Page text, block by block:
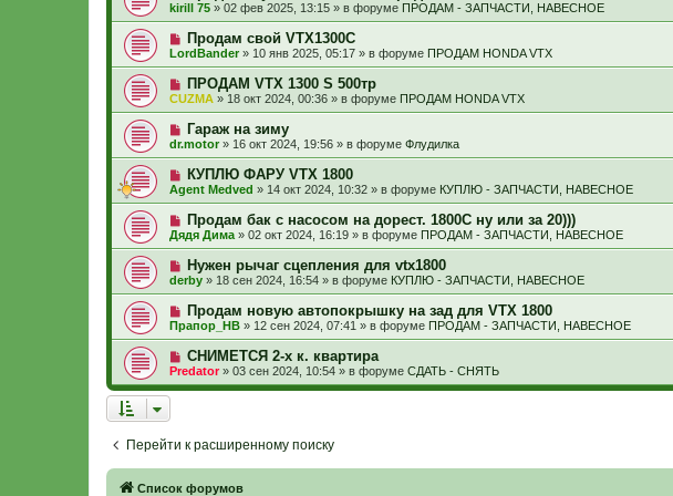
и
е
б
щ
е
н
и
е
с
о
б
щ
е
н
и
е
о
в
о
е
с
о
б
щ
е
н
и
е
kirill 75 » 02 фев 2025, 13:15 » в форуме ПРОДАМ - ЗАПЧАСТИ, НАВЕСНОЕ
Н
о
в
о
е
с
о
б
щ
е
н
и
е
Продам свой VTX1300C
LordBander» 10 янв 2025, 05:17 » в форуме ПРОДАМ HONDA VTX
Н
о
в
о
е
с
о
б
щ
е
н
и
е
ПРОДАМ VTX 1300 S 500тр
CUZMA » 18 окт 2024, 00:36 » в форуме ПРОДАМ HONDA VTX
Н
о
в
о
е
с
о
б
щ
е
н
и
е
Гараж на зиму
dr.motor» 16 окт 2024, 19:56 » в форуме Флудилка
Н
о
в
о
е
с
о
б
щ
е
н
и
е
КУПЛЮ ФАРУ VTX 1800
Agent Medved » 14 окт 2024, 10:32 » в форуме КУПЛЮ - ЗАПЧАСТИ, НАВЕСНОЕ
Н
о
в
о
е
с
о
б
щ
е
н
и
е
Продам бак с насосом на дорест. 1800С ну или за 20)))
Дядя Дима » 02 окт 2024, 16:19 » в форуме ПРОДАМ - ЗАПЧАСТИ, НАВЕСНОЕ
Н
о
в
о
е
с
о
о
б
щ
е
Нужен рычаг сцепления для vtx1800
derby » 18 сен 2024, 16:54 » в форуме КУПЛЮ - ЗАПЧАСТИ, НАВЕСНОЕ
Н
о
в
е
с
о
е
н
и
Продам новую автопокрышку на зад для VTX 1800
Прапор_НВ » 12 сен 2024, 07:41 » в форуме ПРОДАМ - ЗАПЧАСТИ, НАВЕСНОЕ
Н
о
в
о
о
щ
е
СНИМЕТСЯ 2-х к. квартира
Predator» 03 сен 2024, 10:54 » в форуме СДАТЬ - СНЯТЬ
Перейти к расширенному поиску
Список форумов
Связаться с